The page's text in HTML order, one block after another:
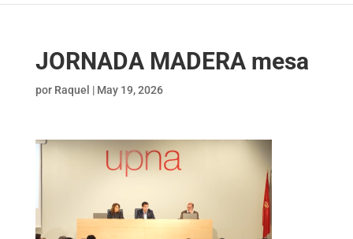
JORNADA MADERA mesa
por Raquel | May 19, 2026